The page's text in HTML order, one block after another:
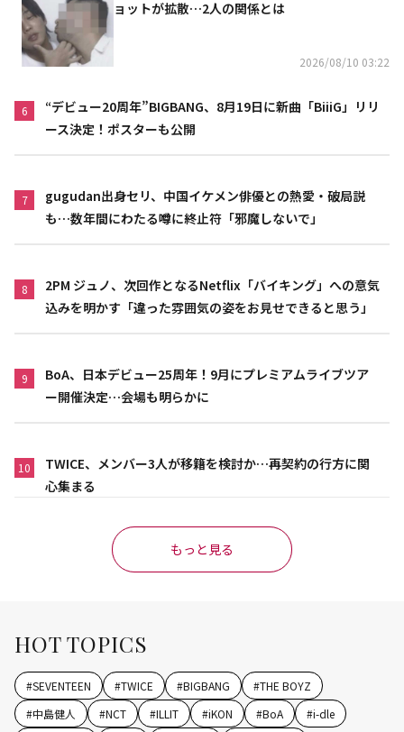
ョットが拡散…2人の関係とは
2026/08/10 03:22
6
“デビュー20周年”BIGBANG、8月19日に新曲「BiiiG」リリ
ース決定！ポスターも公開
7
gugudan出身セリ、中国イケメン俳優との熱愛・破局説
も…数年間にわたる噂に終止符「邪魔しないで」
8
2PM ジュノ、次回作となるNetflix「バイキング」への意気
込みを明かす「違った雰囲気の姿をお見せできると思う」
9
BoA、日本デビュー25周年！9月にプレミアムライブツア
ー開催決定…会場も明らかに
10
TWICE、メンバー3人が移籍を検討か…再契約の行方に関
心集まる
もっと見る
HOT TOPICS
#SEVENTEEN #TWICE #BIGBANG #THE BOYZ
#中島健人 #NCT #ILLIT #iKON #BoA #i-dle